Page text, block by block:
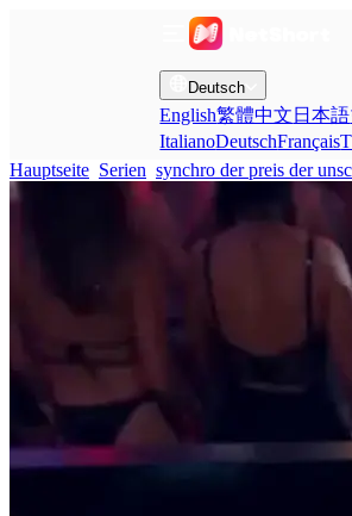
Deutsch
English繁體中文 日本語
ItalianoDeutschFrançais
Hauptseite Serien synchro der preis der